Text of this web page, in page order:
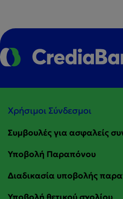
Χρήσιμοι Σύνδεσμοι